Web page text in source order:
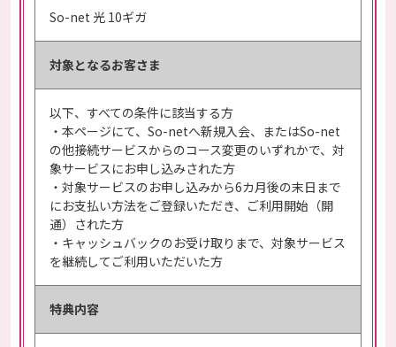
So-net 光 10ギガ
対象となるお客さま
以下、すべての条件に該当する方
・本ページにて、So-netへ新規入会、またはSo-net
の他接続サービスからのコース変更のいずれかで、対
象サービスにお申し込みされた方
・対象サービスのお申し込みから6カ月後の末日まで
にお支払い方法をご登録いただき、ご利用開始（開
通）された方
・キャッシュバックのお受け取りまで、対象サービス
を継続してご利用いただいた方
特典内容